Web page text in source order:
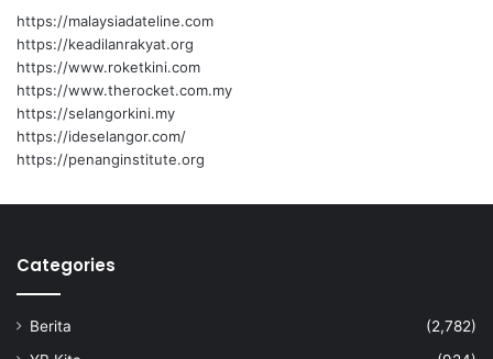
n
t
e
r
k
e
m
u
r
S
https://malaysiadateline.com
https://keadilanrakyat.org
https://www.roketkini.com
https://www.therocket.com.my
https://selangorkini.my
https://ideselangor.com/
https://penanginstitute.org
Categories
Berita
(2,782)